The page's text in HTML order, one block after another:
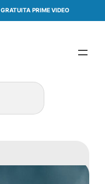
PRIME VIDEO